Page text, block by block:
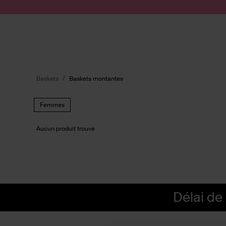
Baskets Baskets montantes
Femmes
Aucun produit trouvé
Délai